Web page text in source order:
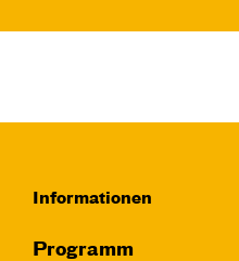
Informationen
Programm